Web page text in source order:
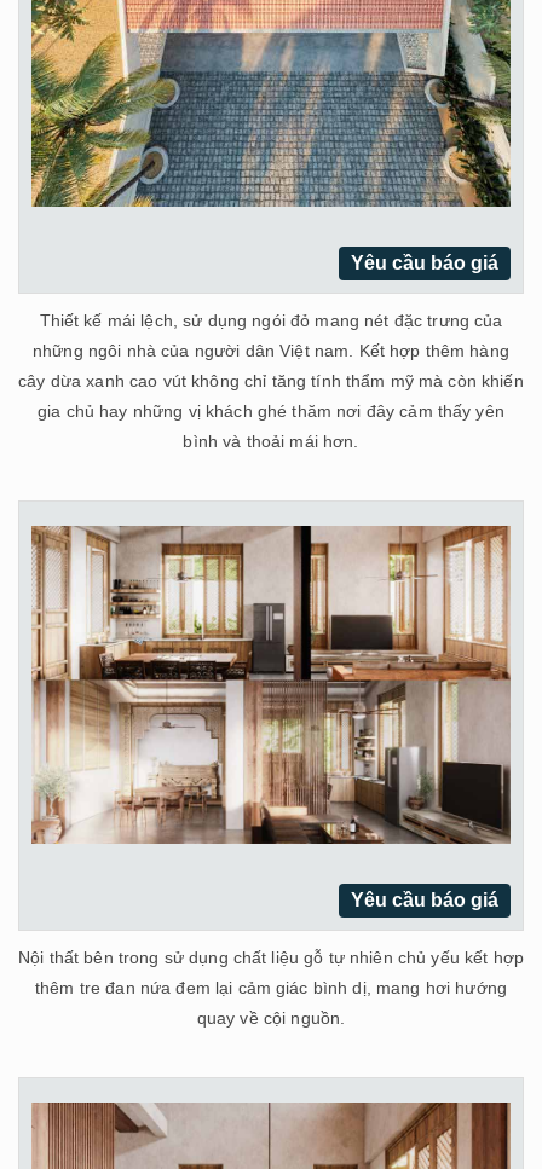
Yêu cầu báo giá
Thiết kế mái lệch, sử dụng ngói đỏ mang nét đặc trưng của
những ngôi nhà của người dân Việt nam. Kết hợp thêm hàng
cây dừa xanh cao vút không chỉ tăng tính thẩm mỹ mà còn khiến
gia chủ hay những vị khách ghé thăm nơi đây cảm thấy yên
bình và thoải mái hơn.
Yêu cầu báo giá
Nội thất bên trong sử dụng chất liệu gỗ tự nhiên chủ yếu kết hợp
thêm tre đan nứa đem lại cảm giác bình dị, mang hơi hướng
quay về cội nguồn.